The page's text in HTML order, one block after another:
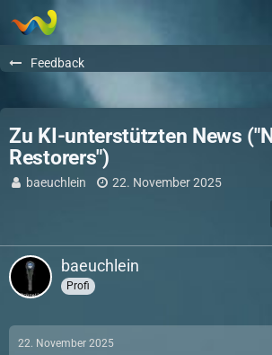
Feedback
Zu KI-unterstützten News
Restorers")
baeuchlein 22. November 2025
baeuchlein
Profi
22. November 2025